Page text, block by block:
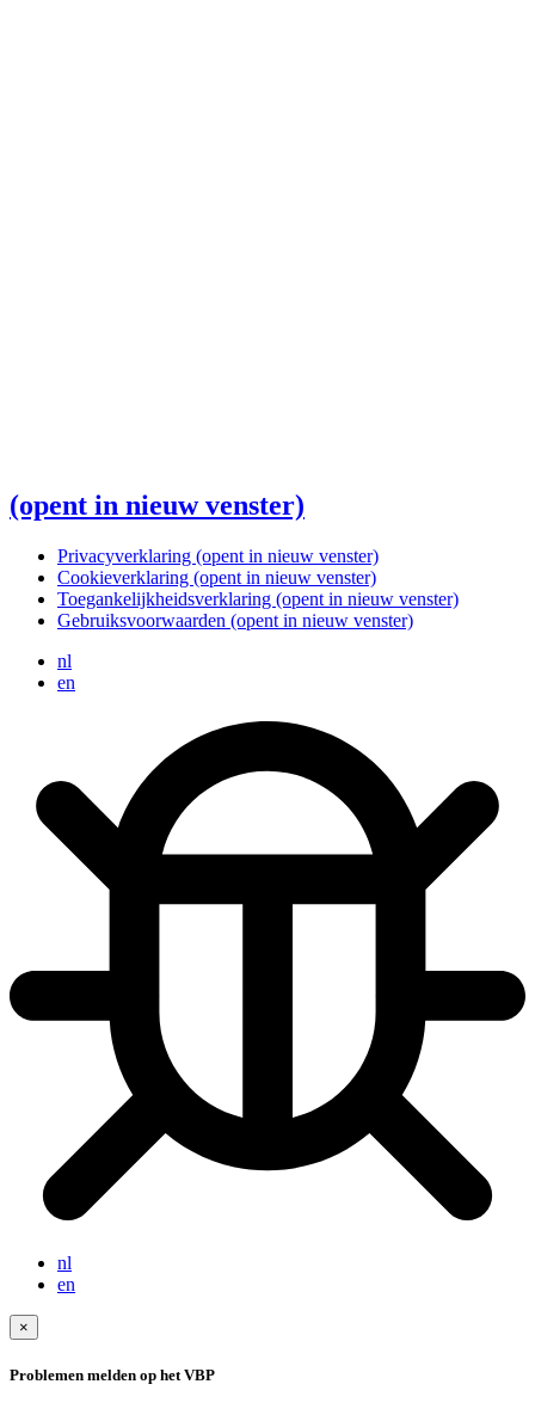
(opent in nieuw venster)
Privacyverklaring (opent in nieuw venster)
Cookieverklaring (opent in nieuw venster)
Toegankelijkheidsverklaring (opent in nieuw venster)
Gebruiksvoorwaarden (opent in nieuw venster)
nl
en
nl
en
×
Problemen melden op het VBP